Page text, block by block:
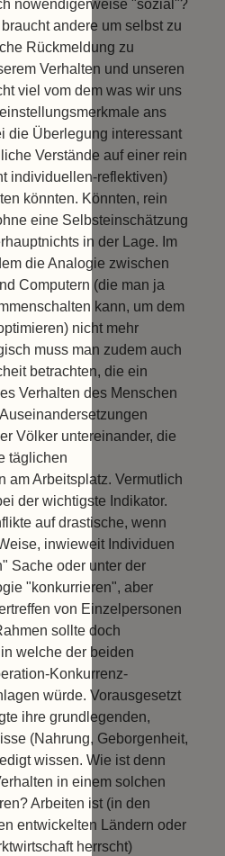
nowendigerweise "sozial"?
andere um selbst zu
Rückmeldung zu
Verhalten und unseren
viel vom dem was wir uns
ans
die Überlegung interessant
Verstände auf einer rein
individuellen-reflektiven)
könnten. Könnten, rein
eine Selbsteinschätzung
in der Lage. Im
die Analogie zwischen
Computern (die man ja
kann, um dem
nicht mehr
muss man zudem auch
betrachten, die ein
Verhalten des Menschen
Völker untereinander, die
täglichen
am Arbeitsplatz. Vermutlich
der wichtigste Indikator.
auf drastische, wenn
inwieweit Individuen
Sache oder unter der
"konkurrieren", aber
von Einzelpersonen
sollte doch
welche der beiden
Konkurrenz-
würde. Vorausgesetzt
ihre grundlegenden,
(Nahrung, Geborgenheit,
wissen. Wie ist denn
in einem solchen
Arbeiten ist (in den
entwickelten Ländern oder
herrscht)